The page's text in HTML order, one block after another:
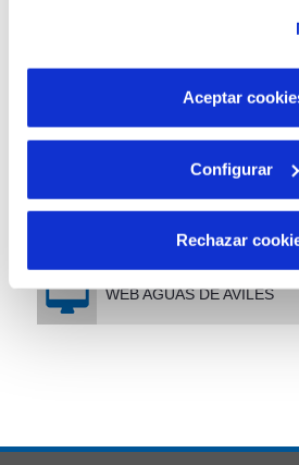
son indispensables para que el
por tanto no se pueden desactivar.
más información en nuestraPolítica
Aceptar
Configurar
Rechazar
INFORMACIÓN
NORMATIVA APLICABLE
WEB AGUAS DE AVILÉS